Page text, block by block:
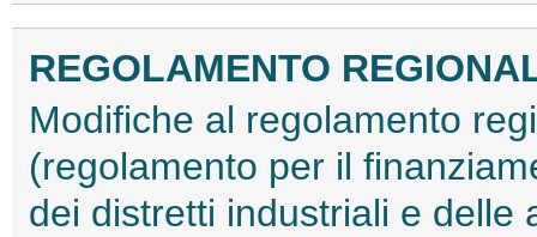
REGOLAMENTO
Modifiche al regolamento
(regolamento per il
dei distretti industriali e delle